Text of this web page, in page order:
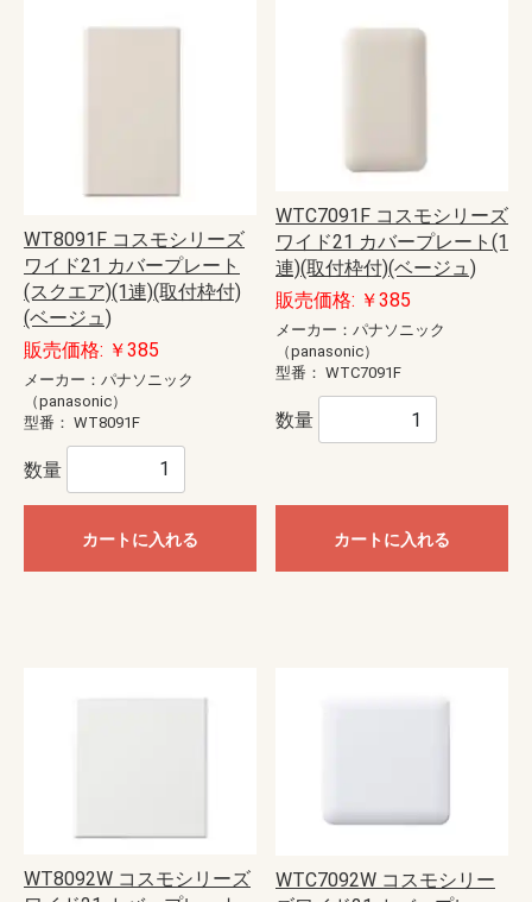
WT8091F コスモシリーズ
ワイド21 カバープレート
(スクエア)(1連)(取付枠付)
(ベージュ)
販売価格: ￥385
メーカー：パナソニック
（panasonic）
型番： WT8091F
数量
カートに入れる
WTC7091F コスモシリーズ
ワイド21 カバープレート(1
連)(取付枠付)(ベージュ)
販売価格: ￥385
メーカー：パナソニック
（panasonic）
型番： WTC7091F
数量
カートに入れる
WT8092W コスモシリーズ
WTC7092W コスモシリー